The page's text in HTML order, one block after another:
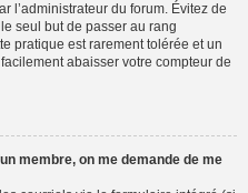
l’administrateur du forum. Évitez de
seul but de passer au rang
pratique est rarement tolérée et un
abaisser votre compteur de
membre, on me demande de me